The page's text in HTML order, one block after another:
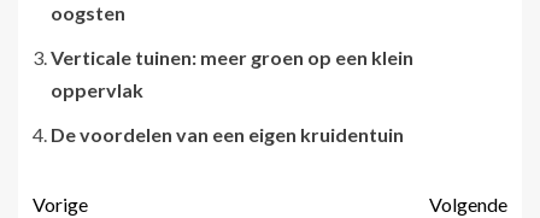
oogsten
Verticale tuinen: meer groen op een klein
oppervlak
De voordelen van een eigen kruidentuin
Vorige
Volgende